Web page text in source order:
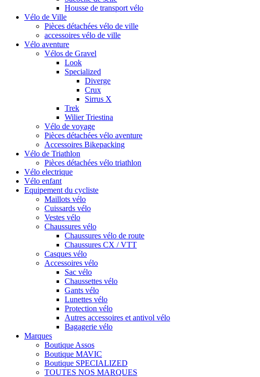
Housse de transport vélo
Vélo de Ville
Pièces détachées vélo de ville
accessoires vélo de ville
Vélo aventure
Vélos de Gravel
Look
Specialized
Diverge
Crux
Sirrus X
Trek
Wilier Triestina
Vélo de voyage
Pièces détachées vélo aventure
Accessoires Bikepacking
Vélo de Triathlon
Pièces détachées vélo triathlon
Vélo electrique
Vélo enfant
Equipement du cycliste
Maillots vélo
Cuissards vélo
Vestes vélo
Chaussures vélo
Chaussures vélo de route
Chaussures CX / VTT
Casques vélo
Accessoires vélo
Sac vélo
Chaussettes vélo
Gants vélo
Lunettes vélo
Protection vélo
Autres accessoires et antivol vélo
Bagagerie vélo
Marques
Boutique Assos
Boutique MAVIC
Boutique SPECIALIZED
TOUTES NOS MARQUES